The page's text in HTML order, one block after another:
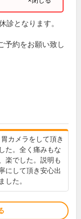
診となります。
予約をお願い致し
胃カメラをして頂き
た。全く痛みもな
楽でした。説明も
にして頂き安心出
した。